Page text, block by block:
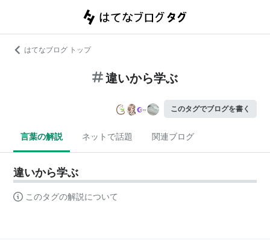
はてなブログ トップ
違いから学ぶ
このタグでブログを書く
言葉の解説 ネットで話題 関連ブログ
違いから学ぶ
このタグの解説について